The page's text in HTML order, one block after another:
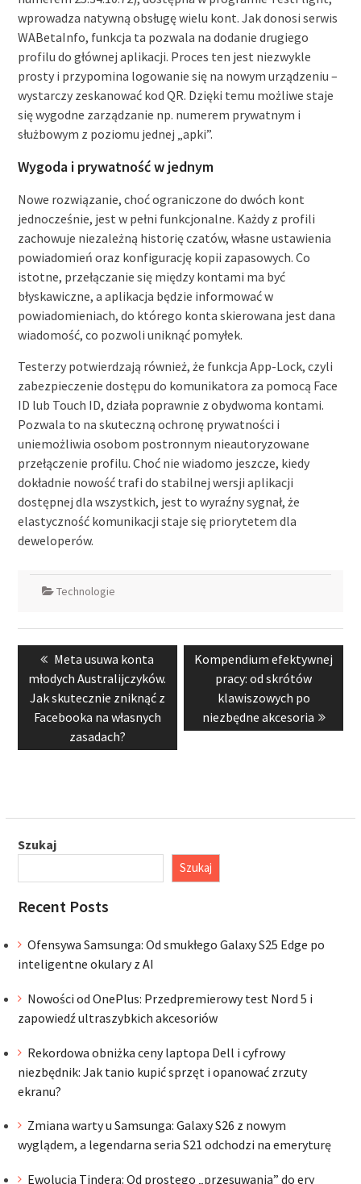
wprowadza natywną obsługę wielu kont. Jak donosi serwis
WABetaInfo, funkcja ta pozwala na dodanie drugiego
profilu do głównej aplikacji. Proces ten jest niezwykle
prosty i przypomina logowanie się na nowym urządzeniu –
wystarczy zeskanować kod QR. Dzięki temu możliwe staje
się wygodne zarządzanie np. numerem prywatnym i
służbowym z poziomu jednej „apki”.
Wygoda i prywatność w jednym
Nowe rozwiązanie, choć ograniczone do dwóch kont
jednocześnie, jest w pełni funkcjonalne. Każdy z profili
zachowuje niezależną historię czatów, własne ustawienia
powiadomień oraz konfigurację kopii zapasowych. Co
istotne, przełączanie się między kontami ma być
błyskawiczne, a aplikacja będzie informować w
powiadomieniach, do którego konta skierowana jest dana
wiadomość, co pozwoli uniknąć pomyłek.
Testerzy potwierdzają również, że funkcja App-Lock, czyli
zabezpieczenie dostępu do komunikatora za pomocą Face
ID lub Touch ID, działa poprawnie z obydwoma kontami.
Pozwala to na skuteczną ochronę prywatności i
uniemożliwia osobom postronnym nieautoryzowane
przełączenie profilu. Choć nie wiadomo jeszcze, kiedy
dokładnie nowość trafi do stabilnej wersji aplikacji
dostępnej dla wszystkich, jest to wyraźny sygnał, że
elastyczność komunikacji staje się priorytetem dla
deweloperów.
Technologie
wpisuPrevious
post:
Meta usuwa konta
młodych Australijczyków.
Jak skutecznie zniknąć z
Facebooka na własnych
zasadach?
Next
post:
Kompendium efektywnej
pracy: od skrótów
klawiszowych po
niezbędne akcesoria
Szukaj
Szukaj
Recent Posts
Ofensywa Samsunga: Od smukłego Galaxy S25 Edge po
inteligentne okulary z AI
Nowości od OnePlus: Przedpremierowy test Nord 5 i
zapowiedź ultraszybkich akcesoriów
Rekordowa obniżka ceny laptopa Dell i cyfrowy
niezbędnik: Jak tanio kupić sprzęt i opanować zrzuty
ekranu?
Zmiana warty u Samsunga: Galaxy S26 z nowym
wyglądem, a legendarna seria S21 odchodzi na emeryturę
Ewolucja Tindera: Od prostego „przesuwania” do ery